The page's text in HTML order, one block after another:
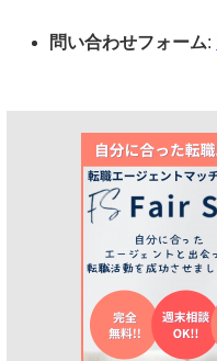
問い合わせフォーム: